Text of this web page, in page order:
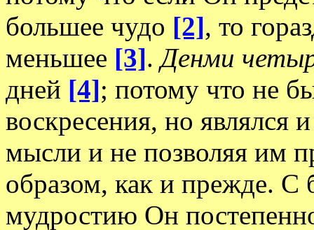
большее чудо [2], то
меньшее [3].Денми
дней [4]; потому что не
воскресения, но являлся
мысли и не позволяя им
образом, как и прежде.
мудростию Он